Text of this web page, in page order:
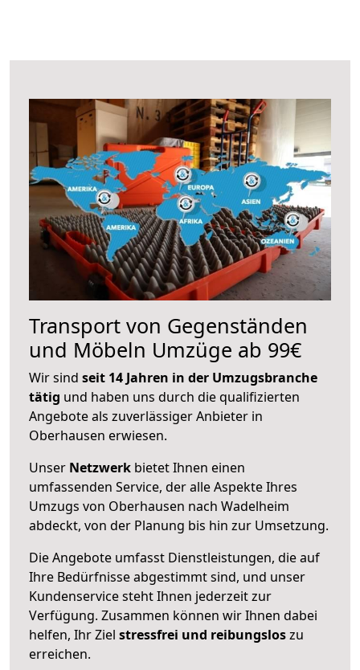
Transport von Gegenständen
und Möbeln Umzüge ab 99€
Wir sind seit 14 Jahren in der Umzugsbranche
tätig und haben uns durch die qualifizierten
Angebote als zuverlässiger Anbieter in
Oberhausen erwiesen.
Unser Netzwerk bietet Ihnen einen
umfassenden Service, der alle Aspekte Ihres
Umzugs von Oberhausen nach Wadelheim
abdeckt, von der Planung bis hin zur Umsetzung.
Die Angebote umfasst Dienstleistungen, die auf
Ihre Bedürfnisse abgestimmt sind, und unser
Kundenservice steht Ihnen jederzeit zur
Verfügung. Zusammen können wir Ihnen dabei
helfen, Ihr Ziel stressfrei und reibungsloszu
erreichen.